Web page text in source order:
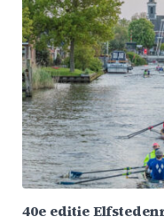
40e editie